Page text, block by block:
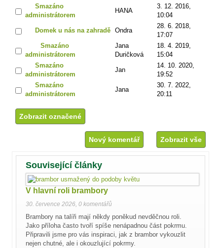
Smazáno
administrátorem
HANA
3. 12. 2016,
10:04
Domek u nás na zahradě Ondra
28. 6. 2018,
17:07
Smazáno
administrátorem
Jana
Duričková
18. 4. 2019,
15:04
Smazáno
administrátorem
Jan
14. 10. 2020,
19:52
Smazáno
administrátorem
Jana
30. 7. 2022,
20:11
Nový komentář Zobrazit vše
Související články
V hlavní roli brambory
30. července 2026, 0 komentářů
Brambory na talíři mají někdy poněkud nevděčnou roli.
Jako příloha často tvoří spíše nenápadnou část pokrmu.
Připravili jsme pro vás inspiraci, jak z brambor vykouzlit
nejen chutné, ale i okouzlující pokrmy.